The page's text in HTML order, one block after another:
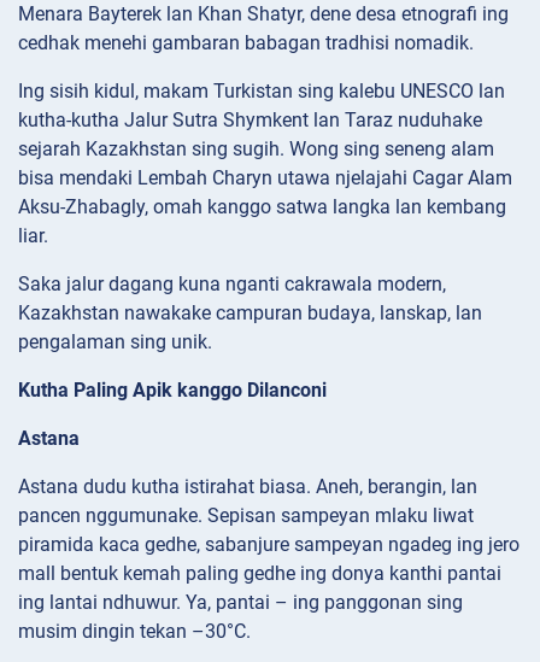
Menara Bayterek lan Khan Shatyr, dene desa etnografi ing
cedhak menehi gambaran babagan tradhisi nomadik.
Ing sisih kidul, makam Turkistan sing kalebu UNESCO lan
kutha-kutha Jalur Sutra Shymkent lan Taraz nuduhake
sejarah Kazakhstan sing sugih. Wong sing seneng alam
bisa mendaki Lembah Charyn utawa njelajahi Cagar Alam
Aksu-Zhabagly, omah kanggo satwa langka lan kembang
liar.
Saka jalur dagang kuna nganti cakrawala modern,
Kazakhstan nawakake campuran budaya, lanskap, lan
pengalaman sing unik.
Kutha Paling Apik kanggo Dilanconi
Astana
Astana dudu kutha istirahat biasa. Aneh, berangin, lan
pancen nggumunake. Sepisan sampeyan mlaku liwat
piramida kaca gedhe, sabanjure sampeyan ngadeg ing jero
mall bentuk kemah paling gedhe ing donya kanthi pantai
ing lantai ndhuwur. Ya, pantai – ing panggonan sing
musim dingin tekan –30°C.